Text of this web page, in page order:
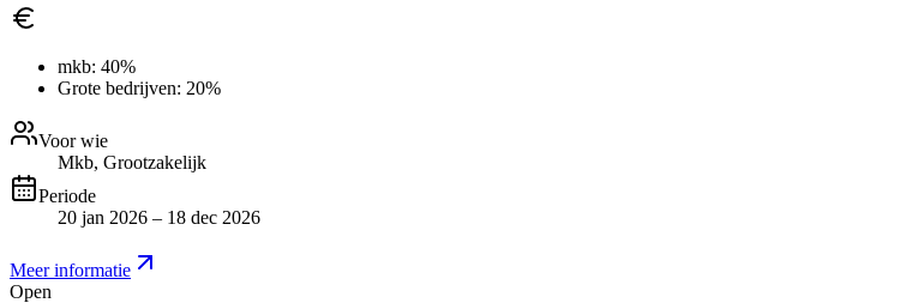
mkb: 40%
Grote bedrijven: 20%
Voor wie
Mkb, Grootzakelijk
Periode
20 jan 2026 – 18 dec 2026
Meer informatie
Open